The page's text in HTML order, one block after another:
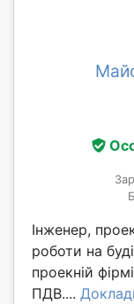
Інженер,
роботи на
проекній
ПДВ....